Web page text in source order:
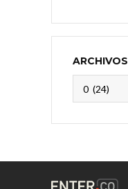
ARCHIVOS